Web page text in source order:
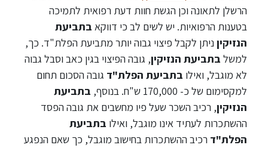
הרשלן לתאונה וכן הגשת חוות דעת רפואית לתמיכה
בטענות הרפואיות. יש לשים לב כי דווקא בתביעת
הנזיקין ניתן לקבל פיצוי גבוה יותר מתביעת הפלת"ד. כך,
למשל בתביעת הנזיקין, גובה הפיצוי בגין כאב וסבל גבוה
לא מוגבל, ואילו בתביעת הפלת"ד גובה הסכום תחום
למקסימום של כ- 170,000 ש"ח. בנוסף,
בתביעת
הנזיקין, רכיב השכר שעל פיו מחשבים את גובה הפסד
ההשתכרות לעתיד אינו מוגבל, ואילו בתביעת
הפלת"ד רכיב ההשתכרות בחישוב מוגבל, כך שאם הנפגע